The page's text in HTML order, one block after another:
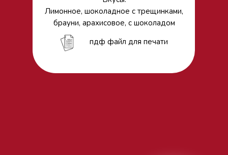
пдф файл для печати
Лимонное, шоколадное с трещинками,
брауни, арахисовое, с шоколадом